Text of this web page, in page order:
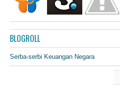
BLOGROLL
Serba-serbi Keuangan Negara